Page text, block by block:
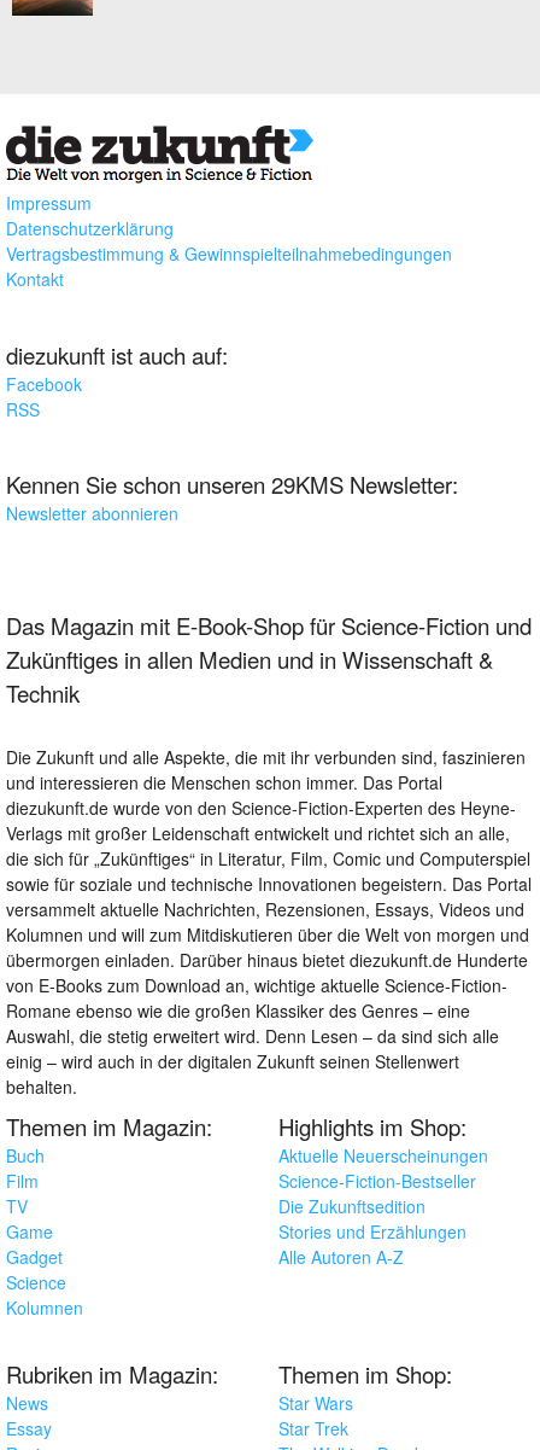
Impressum
Datenschutzerklärung
Vertragsbestimmung & Gewinnspielteilnahmebedingungen
Kontakt
diezukunft ist auch auf:
Facebook
RSS
Kennen Sie schon unseren 29KMS Newsletter:
Newsletter abonnieren
Das Magazin mit E-Book-Shop für Science-Fiction und
Zukünftiges in allen Medien und in Wissenschaft &
Technik
Die Zukunft und alle Aspekte, die mit ihr verbunden sind, faszinieren
und interessieren die Menschen schon immer. Das Portal
diezukunft.de wurde von den Science-Fiction-Experten des Heyne-
Verlags mit großer Leidenschaft entwickelt und richtet sich an alle,
die sich für „Zukünftiges“ in Literatur, Film, Comic und Computerspiel
sowie für soziale und technische Innovationen begeistern. Das Portal
versammelt aktuelle Nachrichten, Rezensionen, Essays, Videos und
Kolumnen und will zum Mitdiskutieren über die Welt von morgen und
übermorgen einladen. Darüber hinaus bietet diezukunft.de Hunderte
von E-Books zum Download an, wichtige aktuelle Science-Fiction-
Romane ebenso wie die großen Klassiker des Genres – eine
Auswahl, die stetig erweitert wird. Denn Lesen – da sind sich alle
einig – wird auch in der digitalen Zukunft seinen Stellenwert
behalten.
Themen im Magazin:
Buch
Film
TV
Game
Gadget
Science
Kolumnen
Highlights im Shop:
Aktuelle Neuerscheinungen
Science-Fiction-Bestseller
Die Zukunftsedition
Stories und Erzählungen
Alle Autoren A-Z
Rubriken im Magazin:
News
Essay
Themen im Shop:
Star Wars
Star Trek